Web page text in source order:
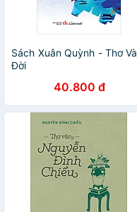
Sách Xuân Quỳnh - Thơ Và
Đời
40.800 đ